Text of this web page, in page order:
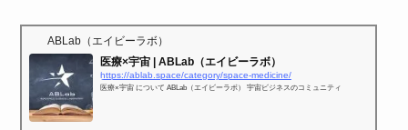
ABLab（エイビーラボ）
医療×宇宙 | ABLab（エイビーラボ）
https://ablab.space/category/space-medicine/
医療×宇宙 について ABLab（エイビーラボ） 宇宙ビジネスのコミュニティ